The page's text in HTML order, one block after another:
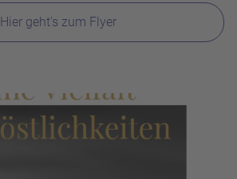
Hier geht's zum Flyer